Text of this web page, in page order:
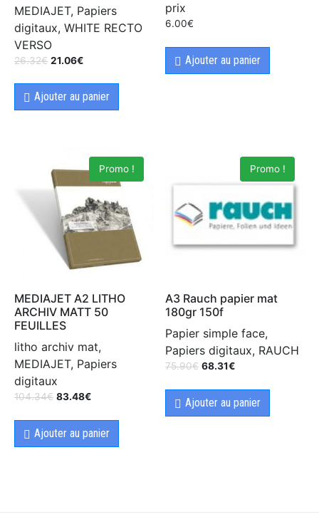
MEDIAJET, Papiers
digitaux, WHITE RECTO
VERSO
26.32€ 21.06€
Ajouter au panier
prix
6.00€
Ajouter au panier
Promo !
MEDIAJET A2 LITHO
ARCHIV MATT 50
FEUILLES
litho archiv mat,
MEDIAJET, Papiers
digitaux
104.34€ 83.48€
Ajouter au panier
Promo !
A3 Rauch papier mat
180gr 150f
Papier simple face,
Papiers digitaux, RAUCH
75.90€ 68.31€
Ajouter au panier